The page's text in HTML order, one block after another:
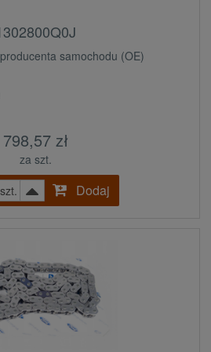
samochodu (OE)
798,57 zł
za szt.
szt.
Dodaj